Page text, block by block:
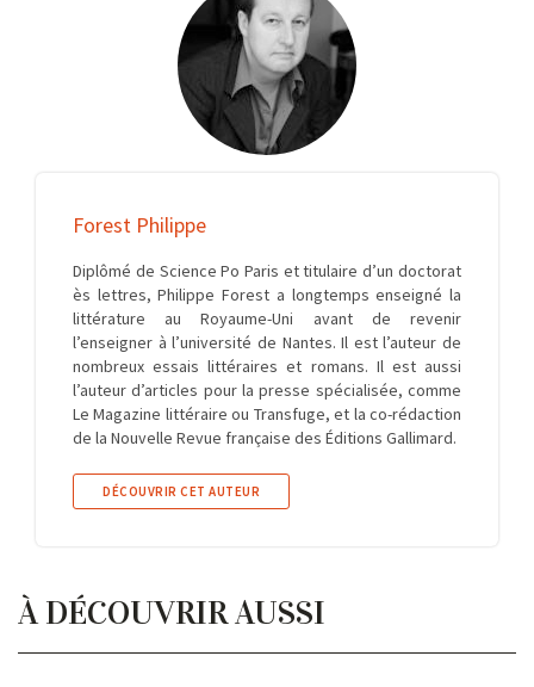
Forest Philippe
Diplômé de Science Po Paris et titulaire d’un doctorat
ès lettres, Philippe Forest a longtemps enseigné la
littérature au Royaume-Uni avant de revenir
l’enseigner à l’université de Nantes. Il est l’auteur de
nombreux essais littéraires et romans. Il est aussi
l’auteur d’articles pour la presse spécialisée, comme
Le Magazine littéraire ou Transfuge, et la co-rédaction
de la Nouvelle Revue française des Éditions Gallimard.
DÉCOUVRIR CET AUTEUR
À DÉCOUVRIR AUSSI